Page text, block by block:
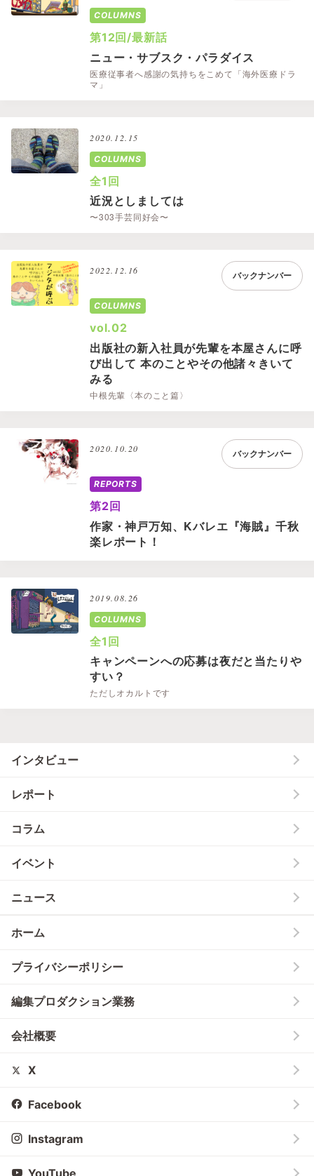
COLUMNS
第12回/最新話
ニュー・サブスク・パラダイス
医療従事者へ感謝の気持ちをこめて「海外医療ドラ
マ」
2020.12.15
COLUMNS
全1回
近況としましては
〜303手芸同好会〜
2022.12.16 バックナンバー
COLUMNS
vol.02
出版社の新入社員が先輩を本屋さんに呼
び出して 本のことやその他諸々きいて
みる
中根先輩〈本のこと篇〉
2020.10.20 バックナンバー
REPORTS
第2回
作家・神戸万知、Kバレエ『海賊』千秋
楽レポート！
2019.08.26
COLUMNS
全1回
キャンペーンへの応募は夜だと当たりや
すい？
ただしオカルトです
インタビュー
レポート
コラム
イベント
ニュース
ホーム
プライバシーポリシー
編集プロダクション業務
会社概要
X
Facebook
Instagram